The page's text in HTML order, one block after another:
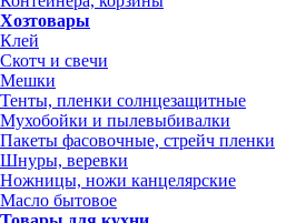
Хозтовары
Клей
Скотч и свечи
Мешки
Тенты, пленки солнцезащитные
Мухобойки и пылевыбивалки
Пакеты фасовочные, стрейч пленки
Шнуры, веревки
Ножницы, ножи канцелярские
Масло бытовое